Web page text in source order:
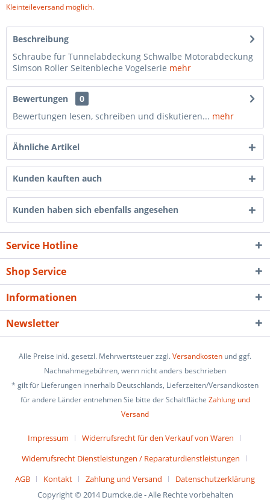
Kleinteileversand möglich.
Beschreibung
Schraube für Tunnelabdeckung Schwalbe Motorabdeckung
Simson Roller Seitenbleche Vogelserie mehr
Bewertungen
0
Bewertungen lesen, schreiben und diskutieren... mehr
Ähnliche Artikel
Kunden kauften auch
Kunden haben sich ebenfalls angesehen
Service Hotline
Shop Service
Informationen
Newsletter
Alle Preise inkl. gesetzl. Mehrwertsteuer zzgl.Versandkosten und ggf.
Nachnahmegebühren, wenn nicht anders beschrieben
* gilt für Lieferungen innerhalb Deutschlands, Lieferzeiten/Versandkosten
für andere Länder entnehmen Sie bitte der Schaltfläche Zahlung und
Versand
Impressum
Widerrufsrecht für den Verkauf von Waren
Widerrufsrecht Dienstleistungen / Reparaturdienstleistungen
AGB
Kontakt Zahlung und Versand
Datenschutzerklärung
Copyright © 2014 Dumcke.de - Alle Rechte vorbehalten